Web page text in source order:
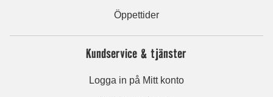
Öppettider
Kundservice & tjänster
Logga in på Mitt konto